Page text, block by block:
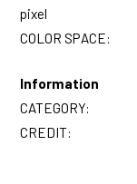
pixel
COLOR SPACE:
Information
CATEGORY:
CREDIT: